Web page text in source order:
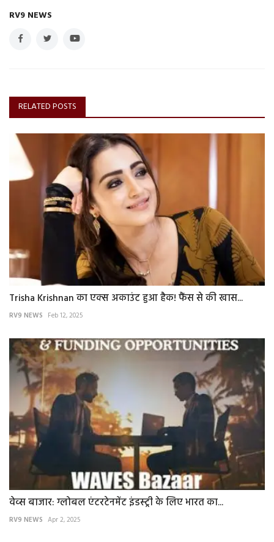
RV9 NEWS
RELATED POSTS
Trisha Krishnan का एक्स अकाउंट हुआ हैक! फैंस से की खास...
RV9 NEWS Feb 12, 2025
वेव्स बाजार: ग्लोबल एंटरटेनमेंट इंडस्ट्री के लिए भारत का...
RV9 NEWS Apr 2, 2025